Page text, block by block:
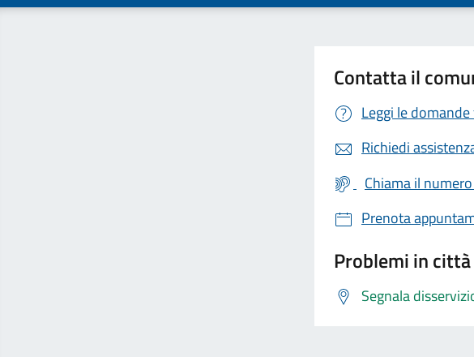
Contatta il
Leggi le
Richiedi
Chiama il
Prenota
Problemi in città
Segnala